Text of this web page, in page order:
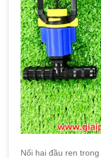
Nối hai đầu ren